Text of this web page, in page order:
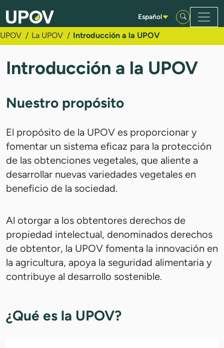
Saltar al contenido principal
Español
UPOV La UPOV Introducción a la UPOV
Introducción a la UPOV
Nuestro propósito
El propósito de la UPOV es proporcionar y
fomentar un sistema eficaz para la protección
de las obtenciones vegetales, que aliente a
desarrollar nuevas variedades vegetales en
beneficio de la sociedad.
Al otorgar a los obtentores derechos de
propiedad intelectual, denominados derechos
de obtentor, la UPOV fomenta la innovación en
la agricultura, apoya la seguridad alimentaria y
contribuye al desarrollo sostenible.
¿Qué es la UPOV?